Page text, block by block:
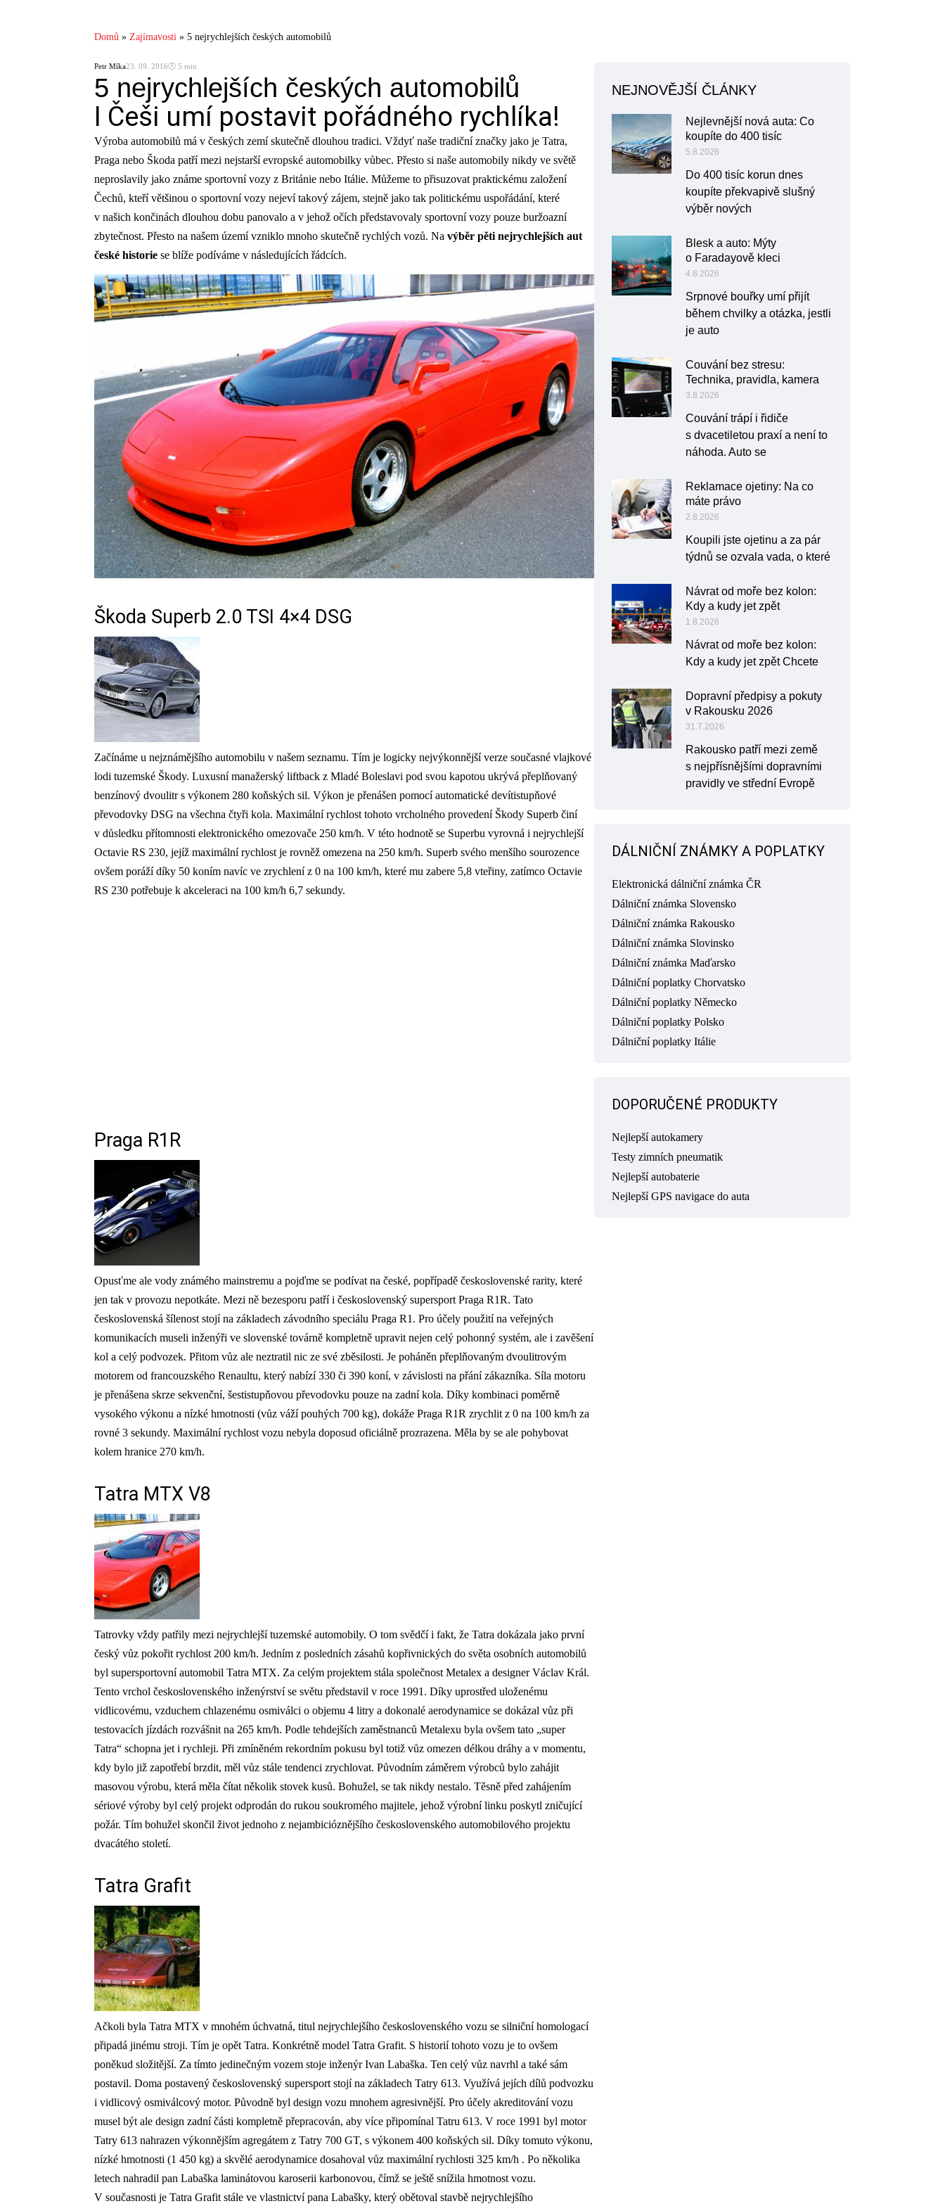
Domů » Zajímavosti » 5 nejrychlejších českých automobilů
Petr Míka23. 09. 2016🕓 5 min
5 nejrychlejších českých automobilů
I Češi umí postavit pořádného rychlíka!
Výroba automobilů má v českých zemí skutečně dlouhou tradici. Vždyť naše tradiční značky jako je Tatra,
Praga nebo Škoda patří mezi nejstarší evropské automobilky vůbec. Přesto si naše automobily nikdy ve světě
neproslavily jako známe sportovní vozy z Británie nebo Itálie. Můžeme to přisuzovat praktickému založení
Čechů, kteří většinou o sportovní vozy nejeví takový zájem, stejně jako tak politickému uspořádání, které
v našich končinách dlouhou dobu panovalo a v jehož očích představovaly sportovní vozy pouze buržoazní
zbytečnost. Přesto na našem území vzniklo mnoho skutečně rychlých vozů. Na výběr pěti nejrychlejších aut
české historie se blíže podíváme v následujících řádcích.
Škoda Superb 2.0 TSI 4×4 DSG
Začínáme u nejznámějšího automobilu v našem seznamu. Tím je logicky nejvýkonnější verze současné vlajkové
lodi tuzemské Škody. Luxusní manažerský liftback z Mladé Boleslavi pod svou kapotou ukrývá přeplňovaný
benzínový dvoulitr s výkonem 280 koňských sil. Výkon je přenášen pomocí automatické devítistupňové
převodovky DSG na všechna čtyři kola. Maximální rychlost tohoto vrcholného provedení Škody Superb činí
v důsledku přítomnosti elektronického omezovače 250 km/h. V této hodnotě se Superbu vyrovná i nejrychlejší
Octavie RS 230, jejíž maximální rychlost je rovněž omezena na 250 km/h. Superb svého menšího sourozence
ovšem poráží díky 50 koním navíc ve zrychlení z 0 na 100 km/h, které mu zabere 5,8 vteřiny, zatímco Octavie
RS 230 potřebuje k akceleraci na 100 km/h 6,7 sekundy.
Praga R1R
Opusťme ale vody známého mainstremu a pojďme se podívat na české, popřípadě československé rarity, které
jen tak v provozu nepotkáte. Mezi ně bezesporu patří i československý supersport Praga R1R. Tato
československá šílenost stojí na základech závodního speciálu Praga R1. Pro účely použití na veřejných
komunikacích museli inženýři ve slovenské továrně kompletně upravit nejen celý pohonný systém, ale i zavěšení
kol a celý podvozek. Přitom vůz ale neztratil nic ze své zběsilosti. Je poháněn přeplňovaným dvoulitrovým
motorem od francouzského Renaultu, který nabízí 330 či 390 koní, v závislosti na přání zákazníka. Síla motoru
je přenášena skrze sekvenční, šestistupňovou převodovku pouze na zadní kola. Díky kombinaci poměrně
vysokého výkonu a nízké hmotnosti (vůz váží pouhých 700 kg), dokáže Praga R1R zrychlit z 0 na 100 km/h za
rovné 3 sekundy. Maximální rychlost vozu nebyla doposud oficiálně prozrazena. Měla by se ale pohybovat
kolem hranice 270 km/h.
Tatra MTX V8
Tatrovky vždy patřily mezi nejrychlejší tuzemské automobily. O tom svědčí i fakt, že Tatra dokázala jako první
český vůz pokořit rychlost 200 km/h. Jedním z posledních zásahů kopřivnických do světa osobních automobilů
byl supersportovní automobil Tatra MTX. Za celým projektem stála společnost Metalex a designer Václav Král.
Tento vrchol československého inženýrství se světu představil v roce 1991. Díky uprostřed uloženému
vidlicovému, vzduchem chlazenému osmiválci o objemu 4 litry a dokonalé aerodynamice se dokázal vůz při
testovacích jízdách rozvášnit na 265 km/h. Podle tehdejších zaměstnanců Metalexu byla ovšem tato „super
Tatra“ schopna jet i rychleji. Při zmíněném rekordním pokusu byl totiž vůz omezen délkou dráhy a v momentu,
kdy bylo již zapotřebí brzdit, měl vůz stále tendenci zrychlovat. Původním záměrem výrobců bylo zahájit
masovou výrobu, která měla čítat několik stovek kusů. Bohužel, se tak nikdy nestalo. Těsně před zahájením
sériové výroby byl celý projekt odprodán do rukou soukromého majitele, jehož výrobní linku poskytl zničující
požár. Tím bohužel skončil život jednoho z nejambicióznějšího československého automobilového projektu
dvacátého století.
Tatra Grafit
Ačkoli byla Tatra MTX v mnohém úchvatná, titul nejrychlejšího československého vozu se silniční homologací
připadá jinému stroji. Tím je opět Tatra. Konkrétně model Tatra Grafit. S historií tohoto vozu je to ovšem
poněkud složitější. Za tímto jedinečným vozem stoje inženýr Ivan Labaška. Ten celý vůz navrhl a také sám
postavil. Doma postavený československý supersport stojí na základech Tatry 613. Využívá jejích dílů podvozku
i vidlicový osmiválcový motor. Původně byl design vozu mnohem agresivnější. Pro účely akreditování vozu
musel být ale design zadní části kompletně přepracován, aby více připomínal Tatru 613. V roce 1991 byl motor
Tatry 613 nahrazen výkonnějším agregátem z Tatry 700 GT, s výkonem 400 koňských sil. Díky tomuto výkonu,
nízké hmotnosti (1 450 kg) a skvělé aerodynamice dosahoval vůz maximální rychlosti 325 km/h . Po několika
letech nahradil pan Labaška laminátovou karoserii karbonovou, čímž se ještě snížila hmotnost vozu.
V současnosti je Tatra Grafit stále ve vlastnictví pana Labašky, který obětoval stavbě nejrychlejšího
NEJNOVĚJŠÍ ČLÁNKY
Nejlevnější nová auta: Co
koupíte do 400 tisíc
5.8.2026
Do 400 tisíc korun dnes
koupíte překvapivě slušný
výběr nových
Blesk a auto: Mýty
o Faradayově kleci
4.8.2026
Srpnové bouřky umí přijít
během chvilky a otázka, jestli
je auto
Couvání bez stresu:
Technika, pravidla, kamera
3.8.2026
Couvání trápí i řidiče
s dvacetiletou praxí a není to
náhoda. Auto se
Reklamace ojetiny: Na co
máte právo
2.8.2026
Koupili jste ojetinu a za pár
týdnů se ozvala vada, o které
Návrat od moře bez kolon:
Kdy a kudy jet zpět
1.8.2026
Návrat od moře bez kolon:
Kdy a kudy jet zpět Chcete
Dopravní předpisy a pokuty
v Rakousku 2026
31.7.2026
Rakousko patří mezi země
s nejpřísnějšími dopravními
pravidly ve střední Evropě
DÁLNIČNÍ ZNÁMKY A POPLATKY
Elektronická dálniční známka ČR
Dálniční známka Slovensko
Dálniční známka Rakousko
Dálniční známka Slovinsko
Dálniční známka Maďarsko
Dálniční poplatky Chorvatsko
Dálniční poplatky Německo
Dálniční poplatky Polsko
Dálniční poplatky Itálie
DOPORUČENÉ PRODUKTY
Nejlepší autokamery
Testy zimních pneumatik
Nejlepší autobaterie
Nejlepší GPS navigace do auta